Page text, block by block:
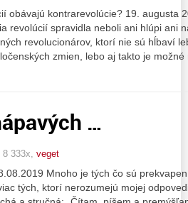
obávajú kontrarevolúcie? 19. augusta
revolúcií spravidla neboli ani hlúpi ani
revolucionárov, ktorí nie sú hĺbaví
zmien, lebo aj takto je
…
8 333x, veget
Mnoho je tých čo sú
tých, ktorí nerozumejú mojej